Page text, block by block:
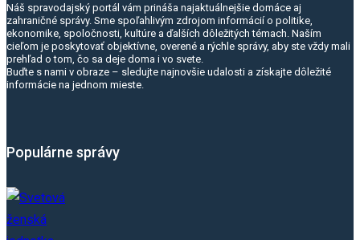
Náš spravodajský portál vám prináša najaktuálnejšie domáce aj
zahraničné správy. Sme spoľahlivým zdrojom informácií o politike,
ekonomike, spoločnosti, kultúre a ďalších dôležitých témach. Naším
cieľom je poskytovať objektívne, overené a rýchle správy, aby ste vždy mali
prehľad o tom, čo sa deje doma i vo svete.
Buďte s nami v obraze – sledujte najnovšie udalosti a získajte dôležité
informácie na jednom mieste.
Populárne správy